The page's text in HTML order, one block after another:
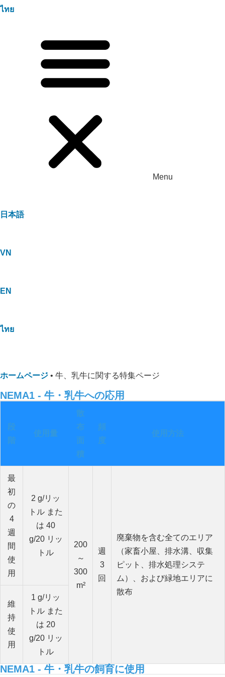
ไทย
Menu
日本語
VN
EN
ไทย
ホームページ • 牛、乳牛に関する特集ページ
NEMA1 - 牛・乳牛への応用
段
階
使用量
散
布
面
積
頻
度
使用方法
最
初
の
4
週
間
使
用
2 g/リッ
トル また
は 40
g/20 リッ
トル
200
～
300
m²
週
3
回
廃棄物を含む全てのエリア
（家畜小屋、排水溝、収集
ピット、排水処理システ
ム）、および緑地エリアに
散布
維
持
使
用
1 g/リッ
トル また
は 20
g/20 リッ
トル
NEMA1 - 牛・乳牛の飼育に使用